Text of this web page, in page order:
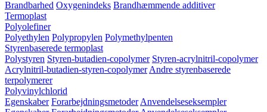
Brandbarhed Oxygenindeks Brandhæmmende additiver
Termoplast
Polyolefiner
Polyethylen Polypropylen Polymethylpenten
Styrenbaserede termoplast
Polystyren Styren-butadien-copolymer Styren-acrylnitril-copolymer
Acrylnitril-butadien-styren-copolymer Andre styrenbaserede
terpolymerer
Polyvinylchlorid
Egenskaber Forarbejdningsmetoder Anvendelseseksempler